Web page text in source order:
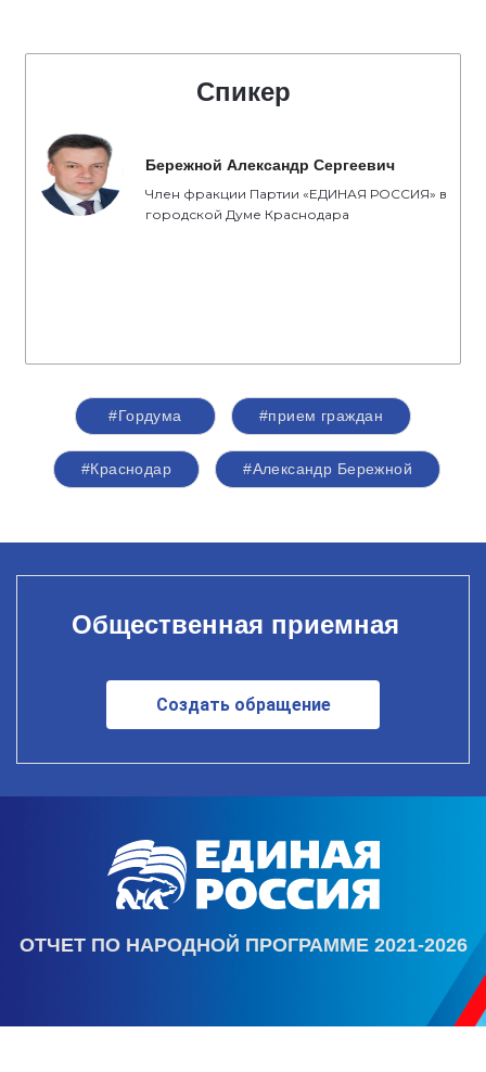
Спикер
Бережной Александр Сергеевич
Член фракции Партии «ЕДИНАЯ РОССИЯ» в
городской Думе Краснодара
#Гордума #прием граждан
#Краснодар #Александр Бережной
Общественная приемная
Создать обращение
ОТЧЕТ ПО НАРОДНОЙ ПРОГРАММЕ 2021-2026